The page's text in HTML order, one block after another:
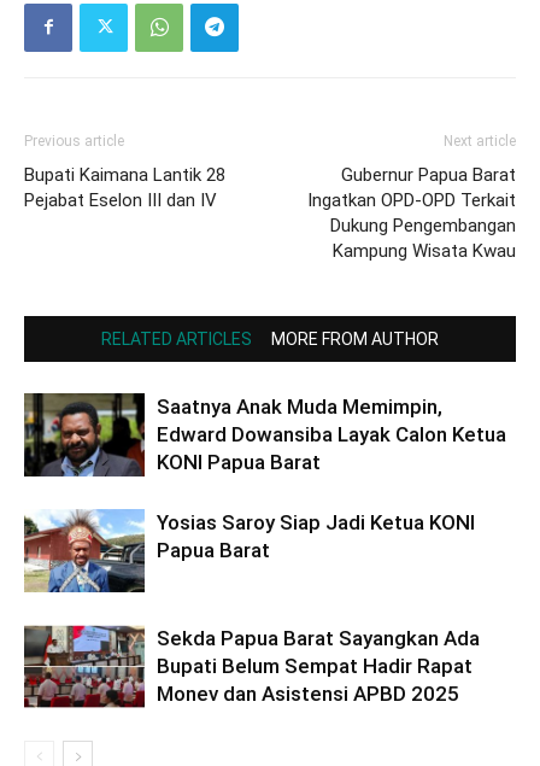
Previous article
Bupati Kaimana Lantik 28
Pejabat Eselon III dan IV
Next article
Gubernur Papua Barat
Ingatkan OPD-OPD Terkait
Dukung Pengembangan
Kampung Wisata Kwau
RELATED ARTICLES MORE FROM AUTHOR
Saatnya Anak Muda Memimpin,
Edward Dowansiba Layak Calon Ketua
KONI Papua Barat
Yosias Saroy Siap Jadi Ketua KONI
Papua Barat
Sekda Papua Barat Sayangkan Ada
Bupati Belum Sempat Hadir Rapat
Monev dan Asistensi APBD 2025